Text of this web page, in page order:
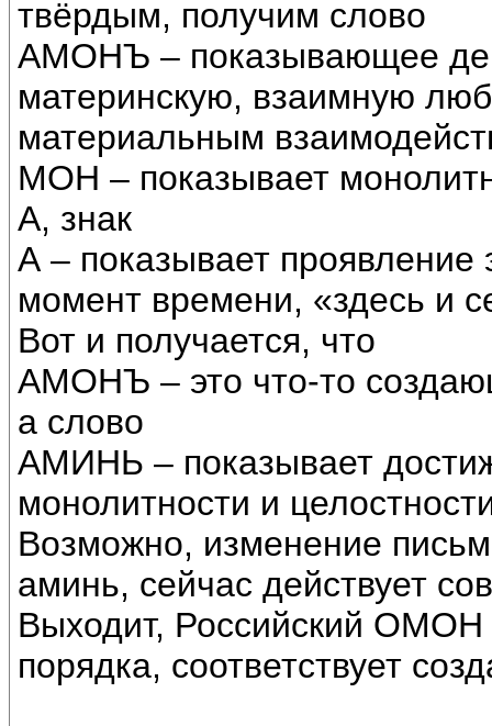
твёрдым, получим слово
АМОНЪ – показывающее
материнскую, взаимную
материальным
МОН – показывает
А, знак
А – показывает
момент времени, «здесь и
Вот и получается, что
АМОНЪ – это что-то
а слово
АМИНЬ – показывает
монолитности и
Возможно, изменение
аминь, сейчас действует
Выходит, Российский ОМОН
порядка, соответствует